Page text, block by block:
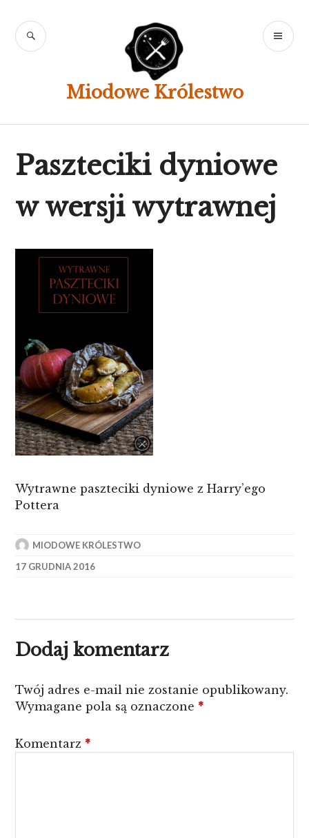
content
Miodowe Królestwo
SEARCH
Paszteciki dyniowe
w wersji wytrawnej
Wytrawne paszteciki dyniowe z Harry’ego
Pottera
MIODOWE KRÓLESTWO
17 GRUDNIA 2016
Dodaj komentarz
Twój adres e-mail nie zostanie opublikowany.
Wymagane pola są oznaczone *
Komentarz *